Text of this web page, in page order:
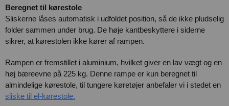
Beregnet til kørestole
Sliskerne låses automatisk i udfoldet position, så de ikke pludselig
folder sammen under brug. De høje kantbeskyttere i siderne
sikrer, at kørestolen ikke kører af rampen.
Rampen er fremstillet i aluminium, hvilket giver en lav vægt og en
høj bæreevne på 225 kg. Denne rampe er kun beregnet til
almindelige kørestole, til tungere køretøjer anbefaler vi i stedet en
sliske til el-kørestole.